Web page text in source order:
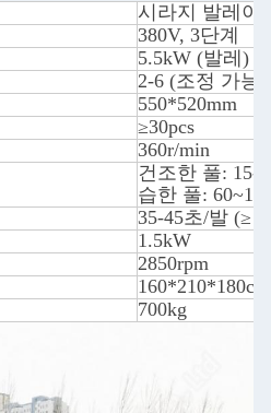
시라지 발레이
380V, 3단계
5.5kW (발레)
2-6 (조정 가능)
550*520mm
≥30pcs
360r/min
건조한 풀: 15-
습한 풀:
35-45초/발 (≥
1.5kW
2850rpm
160*210*180cm
700kg